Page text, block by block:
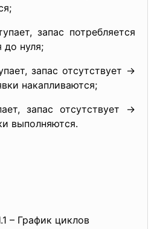
запас потребляется
до нуля;
запас отсутствует ->
накапливаются;
запас отсутствует ->
выполняются.
– График циклов